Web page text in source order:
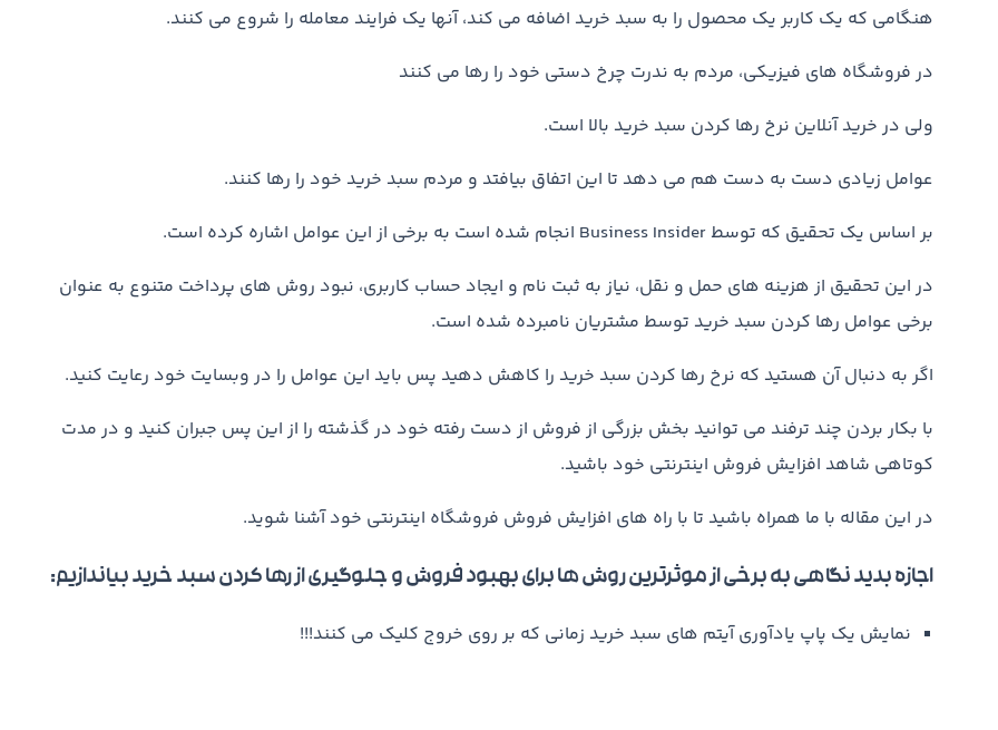
هنگامی که یک کاربر یک محصول را به سبد خرید اضافه می کند، آنها یک فرایند معامله را شروع می کنند.
در فروشگاه های فیزیکی، مردم به ندرت چرخ دستی خود را رها می کنند
ولی در خرید آنلاین نرخ رها کردن سبد خرید بالا است.
عوامل زیادی دست به دست هم می دهد تا این اتفاق بیافتد و مردم سبد خرید خود را رها کنند.
بر اساس یک تحقیق که توسط Business Insider انجام شده است به برخی از این عوامل اشاره کرده است.
در این تحقیق از هزینه های حمل و نقل، نیاز به ثبت نام و ایجاد حساب کاربری، نبود روش های پرداخت متنوع به عنوان
برخی عوامل رها کردن سبد خرید توسط مشتریان نامبرده شده است.
اگر به دنبال آن هستید که نرخ رها کردن سبد خرید را کاهش دهید پس باید این عوامل را در وبسایت خود رعایت کنید.
با بکار بردن چند ترفند می توانید بخش بزرگی از فروش از دست رفته خود در گذشته را از این پس جبران کنید و در مدت
کوتاهی شاهد افزایش فروش اینترنتی خود باشید.
در این مقاله با ما همراه باشید تا با راه های افزایش فروش فروشگاه اینترنتی خود آشنا شوید.
اجازه بدید نگاهی به برخی از موثرترین روش ها برای بهبود فروش و جلوگیری از رها کردن سبد خرید بیاندازیم:
نمایش یک پاپ یادآوری آیتم های سبد خرید زمانی که بر روی خروج کلیک می کنند!!!